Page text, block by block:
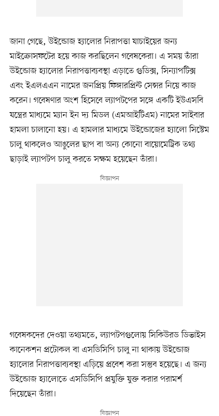
জানা গেছে, উইন্ডোজ হ্যালোর নিরাপত্তা যাচাইয়ের জন্য
মাইক্রোসফটের হয়ে কাজ করছিলেন গবেষকেরা। এ সময় তাঁরা
উইন্ডোজ হ্যালোর নিরাপত্তাব্যবস্থা এড়াতে গুডিক্স, সিন্যাপটিক্স
এবং ইএলএএন নামের জনপ্রিয় ফিঙ্গারপ্রিন্ট সেন্সর নিয়ে কাজ
করেন। গবেষণার অংশ হিসেবে ল্যাপটপের সঙ্গে একটি ইউএসবি
যন্ত্রের মাধ্যমে ম্যান ইন দ্য মিডল (এমআইটিএম) নামের সাইবার
হামলা চালানো হয়। এ হামলার মাধ্যমে উইন্ডোজের হ্যালো সিস্টেম
চালু থাকলেও আঙুলের ছাপ বা অন্য কোনো বায়োমেট্রিক তথ্য
ছাড়াই ল্যাপটপ চালু করতে সক্ষম হয়েছেন তাঁরা।
গবেষকদের দেওয়া তথ্যমতে, ল্যাপটপগুলোয় সিকিউরড ডিভাইস
কানেকশন প্রটোকল বা এসডিসিপি চালু না থাকায় উইন্ডোজ
হ্যালোর নিরাপত্তাব্যবস্থা এড়িয়ে প্রবেশ করা সম্ভব হয়েছে। এ জন্য
উইন্ডোজ হ্যালোতে এসডিসিপি প্রযুক্তি যুক্ত করার পরামর্শ
দিয়েছেন তাঁরা।